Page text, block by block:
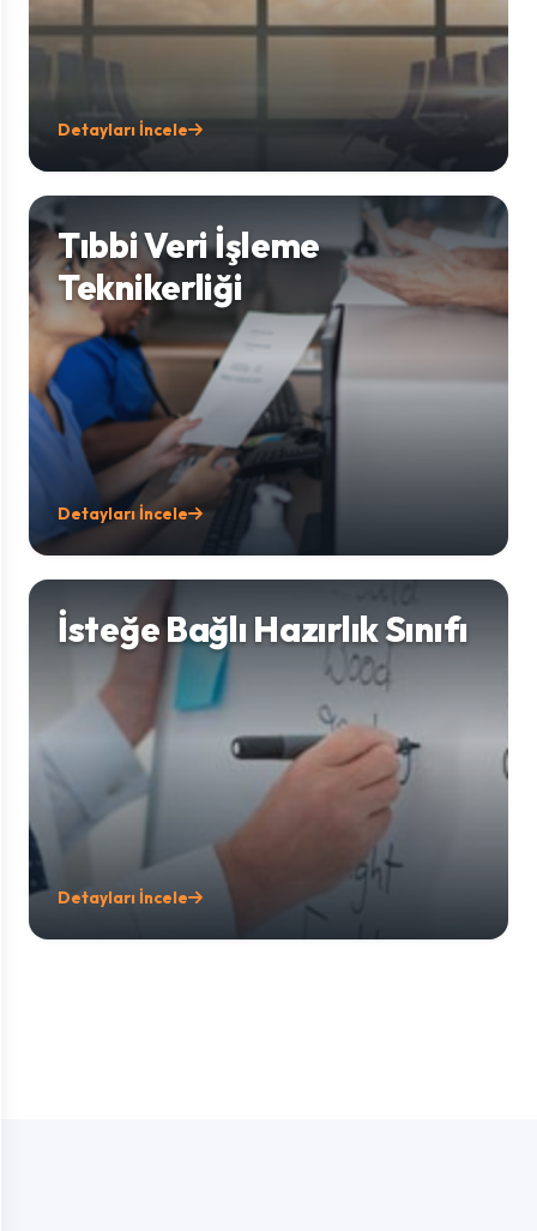
Detayları İncele
Tıbbi Veri İşleme
Teknikerliği
Detayları İncele
İsteğe Bağlı Hazırlık Sınıfı
Detayları İncele